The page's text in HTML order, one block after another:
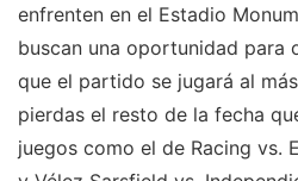
enfrenten en el Estadio
buscan una oportunidad para
que el partido se jugará al
pierdas el resto de la fecha
juegos como el de Racing vs.